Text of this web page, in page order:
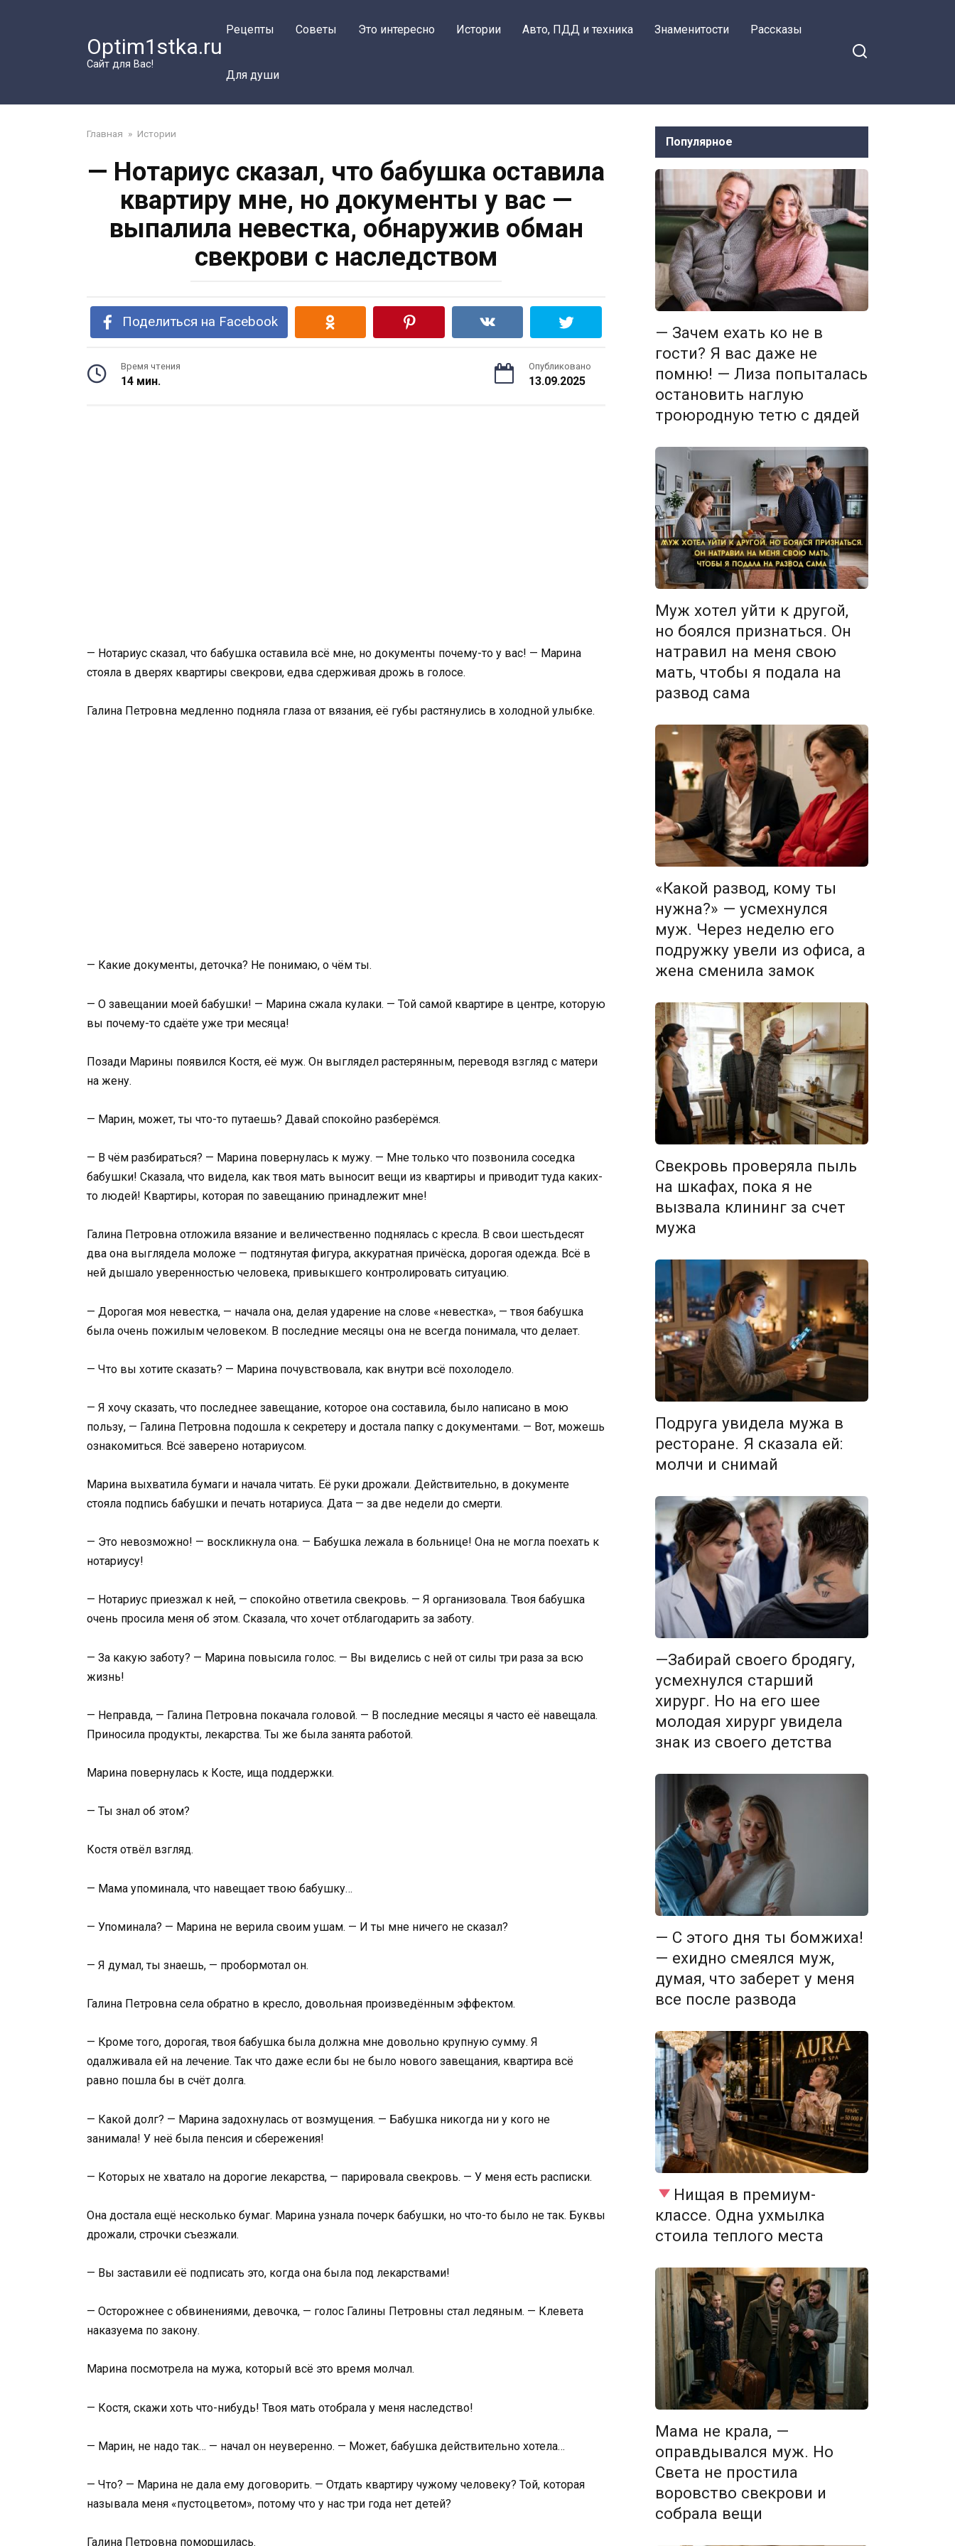
Optim1stka.ru
Сайт для Вас!
Рецепты Советы Это интересно Истории Авто, ПДД и техника Знаменитости Рассказы
Для души
Главная » Истории
— Нотариус сказал, что бабушка оставила
квартиру мне, но документы у вас —
выпалила невестка, обнаружив обман
свекрови с наследством
Поделиться на Facebook
Время чтения
14 мин.
Опубликовано
13.09.2025
— Нотариус сказал, что бабушка оставила всё мне, но документы почему-то у вас! — Марина
стояла в дверях квартиры свекрови, едва сдерживая дрожь в голосе.
Галина Петровна медленно подняла глаза от вязания, её губы растянулись в холодной улыбке.
— Какие документы, деточка? Не понимаю, о чём ты.
— О завещании моей бабушки! — Марина сжала кулаки. — Той самой квартире в центре, которую
вы почему-то сдаёте уже три месяца!
Позади Марины появился Костя, её муж. Он выглядел растерянным, переводя взгляд с матери
на жену.
— Марин, может, ты что-то путаешь? Давай спокойно разберёмся.
— В чём разбираться? — Марина повернулась к мужу. — Мне только что позвонила соседка
бабушки! Сказала, что видела, как твоя мать выносит вещи из квартиры и приводит туда каких-
то людей! Квартиры, которая по завещанию принадлежит мне!
Галина Петровна отложила вязание и величественно поднялась с кресла. В свои шестьдесят
два она выглядела моложе — подтянутая фигура, аккуратная причёска, дорогая одежда. Всё в
ней дышало уверенностью человека, привыкшего контролировать ситуацию.
— Дорогая моя невестка, — начала она, делая ударение на слове «невестка», — твоя бабушка
была очень пожилым человеком. В последние месяцы она не всегда понимала, что делает.
— Что вы хотите сказать? — Марина почувствовала, как внутри всё похолодело.
— Я хочу сказать, что последнее завещание, которое она составила, было написано в мою
пользу, — Галина Петровна подошла к секретеру и достала папку с документами. — Вот, можешь
ознакомиться. Всё заверено нотариусом.
Марина выхватила бумаги и начала читать. Её руки дрожали. Действительно, в документе
стояла подпись бабушки и печать нотариуса. Дата — за две недели до смерти.
— Это невозможно! — воскликнула она. — Бабушка лежала в больнице! Она не могла поехать к
нотариусу!
— Нотариус приезжал к ней, — спокойно ответила свекровь. — Я организовала. Твоя бабушка
очень просила меня об этом. Сказала, что хочет отблагодарить за заботу.
— За какую заботу? — Марина повысила голос. — Вы виделись с ней от силы три раза за всю
жизнь!
— Неправда, — Галина Петровна покачала головой. — В последние месяцы я часто её навещала.
Приносила продукты, лекарства. Ты же была занята работой.
Марина повернулась к Косте, ища поддержки.
— Ты знал об этом?
Костя отвёл взгляд.
— Мама упоминала, что навещает твою бабушку…
— Упоминала? — Марина не верила своим ушам. — И ты мне ничего не сказал?
— Я думал, ты знаешь, — пробормотал он.
Галина Петровна села обратно в кресло, довольная произведённым эффектом.
— Кроме того, дорогая, твоя бабушка была должна мне довольно крупную сумму. Я
одалживала ей на лечение. Так что даже если бы не было нового завещания, квартира всё
равно пошла бы в счёт долга.
— Какой долг? — Марина задохнулась от возмущения. — Бабушка никогда ни у кого не
занимала! У неё была пенсия и сбережения!
— Которых не хватало на дорогие лекарства, — парировала свекровь. — У меня есть расписки.
Она достала ещё несколько бумаг. Марина узнала почерк бабушки, но что-то было не так. Буквы
дрожали, строчки съезжали.
— Вы заставили её подписать это, когда она была под лекарствами!
— Осторожнее с обвинениями, девочка, — голос Галины Петровны стал ледяным. — Клевета
наказуема по закону.
Марина посмотрела на мужа, который всё это время молчал.
— Костя, скажи хоть что-нибудь! Твоя мать отобрала у меня наследство!
— Марин, не надо так… — начал он неуверенно. — Может, бабушка действительно хотела…
— Что? — Марина не дала ему договорить. — Отдать квартиру чужому человеку? Той, которая
называла меня «пустоцветом», потому что у нас три года нет детей?
Галина Петровна поморщилась.
Популярное
— Зачем ехать ко не в
гости? Я вас даже не
помню! — Лиза попыталась
остановить наглую
троюродную тетю с дядей
Муж хотел уйти к другой,
но боялся признаться. Он
натравил на меня свою
мать, чтобы я подала на
развод сама
«Какой развод, кому ты
нужна?» — усмехнулся
муж. Через неделю его
подружку увели из офиса, а
жена сменила замок
Свекровь проверяла пыль
на шкафах, пока я не
вызвала клининг за счет
мужа
Подруга увидела мужа в
ресторане. Я сказала ей:
молчи и снимай
—Забирай своего бродягу,
усмехнулся старший
хирург. Но на его шее
молодая хирург увидела
знак из своего детства
— С этого дня ты бомжиха!
— ехидно смеялся муж,
думая, что заберет у меня
все после развода
Нищая в премиум-
классе. Одна ухмылка
стоила теплого места
Мама не крала, —
оправдывался муж. Но
Света не простила
воровство свекрови и
собрала вещи
объясниться, но те
заперли их в бане,